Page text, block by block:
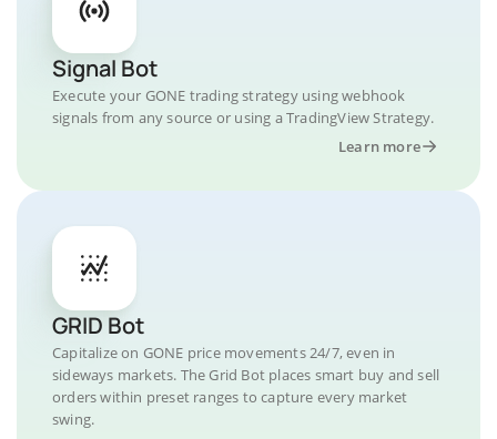
Signal Bot
Execute your GONE trading strategy using webhook
signals from any source or using a TradingView Strategy.
Learn more
GRID Bot
Capitalize on GONE price movements 24/7, even in
sideways markets. The Grid Bot places smart buy and sell
orders within preset ranges to capture every market
swing.